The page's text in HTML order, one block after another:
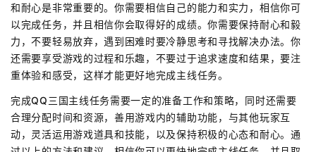
和耐心是非常重要的。你需要相信自己的能力和实力，相信你可
以完成任务，并且相信你会取得好的成绩。你需要保持耐心和毅
力，不要轻易放弃，遇到困难时要冷静思考和寻找解决办法。你
还需要享受游戏的过程和乐趣，不要过于追求速度和结果，要注
重体验和感受，这样才能更好地完成主线任务。
完成QQ三国主线任务需要一定的准备工作和策略，同时还需要
合理分配时间和资源，善用游戏内的辅助功能，与其他玩家互
动，灵活运用游戏道具和技能，以及保持积极的心态和耐心。通